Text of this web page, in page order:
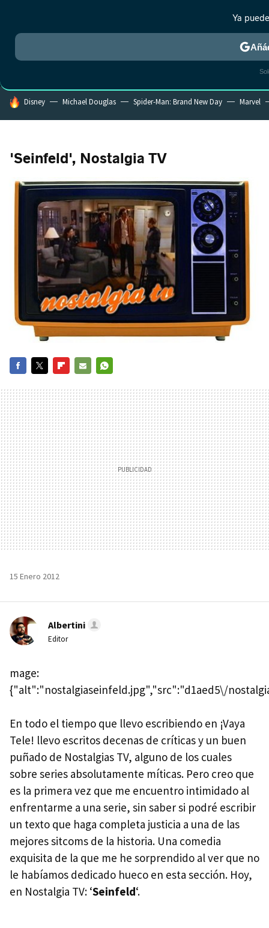
MENÚ NUEVO
HOY SE HABLA DE
Disney Michael Douglas Spider-Man: Brand New Day Marvel
'Seinfeld', Nostalgia TV
MAIL
15 Enero 2012
Albertini
Editor
mage:
{"alt":"nostalgiaseinfeld.jpg","src":"d1aed5\/
En todo el tiempo que llevo escribiendo en ¡Vaya
Tele! llevo escritos decenas de críticas y un buen
puñado de Nostalgias TV, alguno de los cuales
sobre series absolutamente míticas. Pero creo que
es la primera vez que me encuentro intimidado al
enfrentarme a una serie, sin saber si podré escribir
un texto que haga completa justicia a una de las
mejores sitcoms de la historia. Una comedia
exquisita de la que me he sorprendido al ver que no
le habíamos dedicado hueco en esta sección. Hoy,
en Nostalgia TV: ‘Seinfeld‘.
Ya